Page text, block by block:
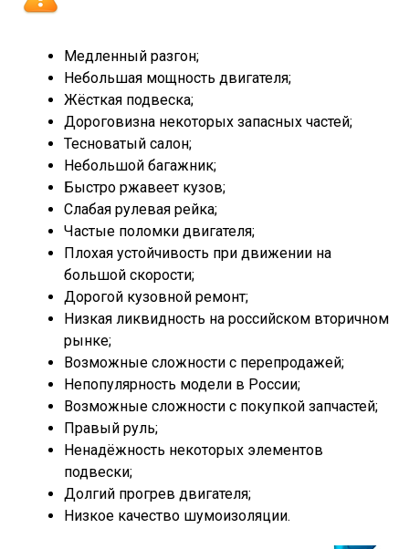
Медленный разгон;
Небольшая мощность двигателя;
Жёсткая подвеска;
Дороговизна некоторых запасных частей;
Тесноватый салон;
Небольшой багажник;
Быстро ржавеет кузов;
Слабая рулевая рейка;
Частые поломки двигателя;
Плохая устойчивость при движении на
большой скорости;
Дорогой кузовной ремонт;
Низкая ликвидность на российском вторичном
рынке;
Возможные сложности с перепродажей;
Непопулярность модели в России;
Возможные сложности с покупкой запчастей;
Правый руль;
Ненадёжность некоторых элементов
подвески;
Долгий прогрев двигателя;
Низкое качество шумоизоляции.